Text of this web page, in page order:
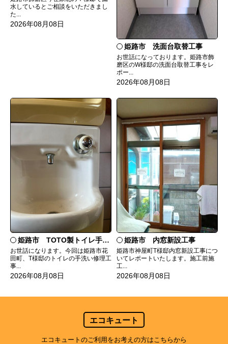
水しているとご相談をいただきまし
た...
2026年08月08日
姫路市 洗面台取替工事
お世話になっております。姫路市飾
磨区のW様邸の洗面台取替工事をレ
ポー...
2026年08月08日
姫路市 TOTO製トイレ手洗いの水漏れ修理
お世話になります。今回は姫路市花
田町、T様邸のトイレの手洗い修理工
事...
2026年08月08日
姫路市 内窓新設工事
姫路市神屋町T様邸内窓新設工事につ
いてレポートいたします。施工前施
工...
2026年08月08日
エコキュート
エコキュートのご利用をお考えの方はこちらから